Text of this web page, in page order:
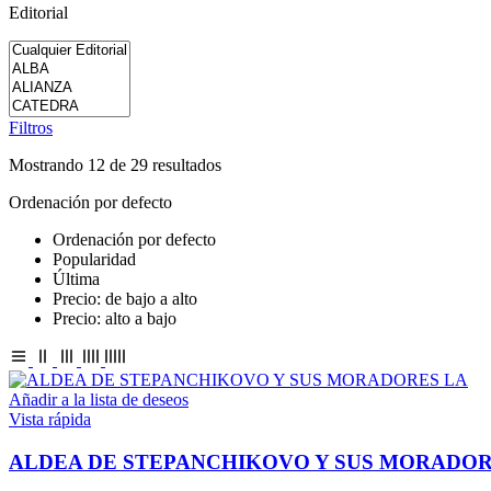
Editorial
Filtros
Mostrando 12 de 29 resultados
Ordenación por defecto
Ordenación por defecto
Popularidad
Última
Precio: de bajo a alto
Precio: alto a bajo
Añadir a la lista de deseos
Vista rápida
ALDEA DE STEPANCHIKOVO Y SUS